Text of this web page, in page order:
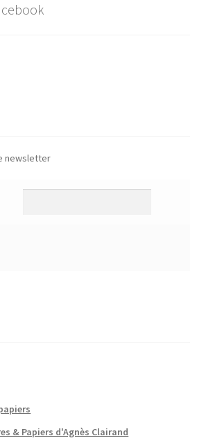
newsletter
& Papiers d'Agnès Clairand